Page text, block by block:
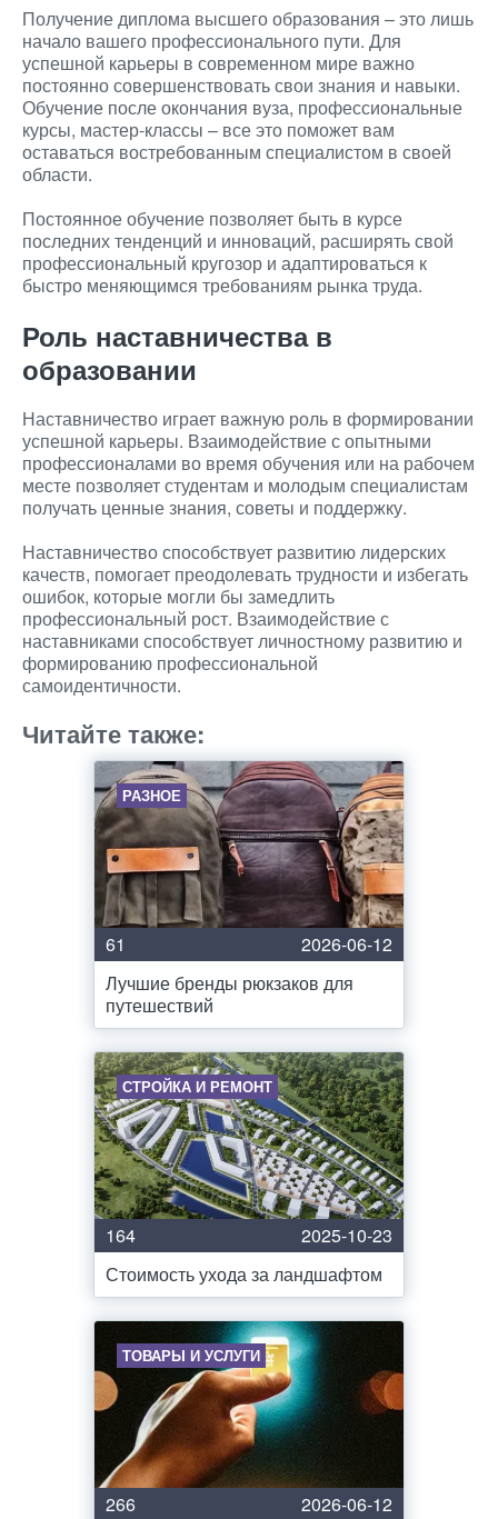
Получение диплома высшего образования – это лишь
начало вашего профессионального пути. Для
успешной карьеры в современном мире важно
постоянно совершенствовать свои знания и навыки.
Обучение после окончания вуза, профессиональные
курсы, мастер-классы – все это поможет вам
оставаться востребованным специалистом в своей
области.
Постоянное обучение позволяет быть в курсе
последних тенденций и инноваций, расширять свой
профессиональный кругозор и адаптироваться к
быстро меняющимся требованиям рынка труда.
Роль наставничества в
образовании
Наставничество играет важную роль в формировании
успешной карьеры. Взаимодействие с опытными
профессионалами во время обучения или на рабочем
месте позволяет студентам и молодым специалистам
получать ценные знания, советы и поддержку.
Наставничество способствует развитию лидерских
качеств, помогает преодолевать трудности и избегать
ошибок, которые могли бы замедлить
профессиональный рост. Взаимодействие с
наставниками способствует личностному развитию и
формированию профессиональной
самоидентичности.
Читайте также:
РАЗНОЕ
61
2026-06-12
Лучшие бренды рюкзаков для
путешествий
СТРОЙКА И РЕМОНТ
164
2025-10-23
Стоимость ухода за ландшафтом
ТОВАРЫ И УСЛУГИ
266 2026-06-12